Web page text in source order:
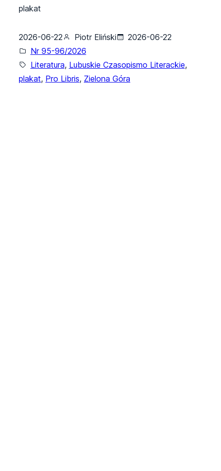
plakat
2026-06-22 Piotr Eliński
2026-06-22
Nr 95-96/2026
Literatura, Lubuskie Czasopismo Literackie,
plakat, Pro Libris, Zielona Góra